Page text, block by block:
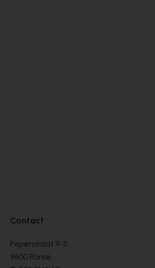
Contact
Peperstraat 9-11
9600 Ronse